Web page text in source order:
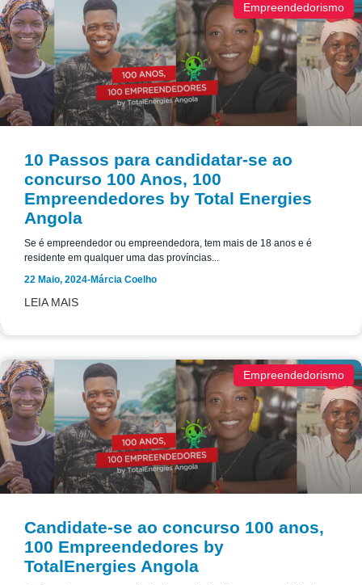
Empreendedorismo
10 Passos para candidatar-se ao
concurso 100 Anos, 100
Empreendedores by Total Energies
Angola
Se é empreendedor ou empreendedora, tem mais de 18 anos e é
residente em qualquer uma das províncias...
22 Maio, 2024-Márcia Coelho
LEIA MAIS
Empreendedorismo
Candidate-se ao concurso 100 anos,
100 Empreendedores by
TotalEnergies Angola